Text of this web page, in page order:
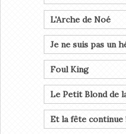
L'Arche de Noé
Je ne suis pas un
Foul King
Le Petit Blond de
Et la fête continue